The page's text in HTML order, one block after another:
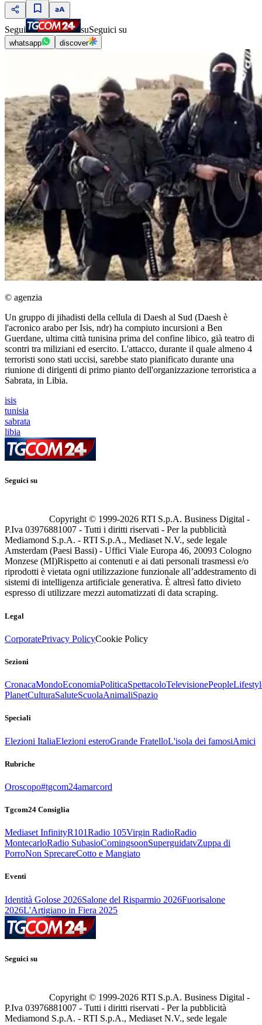
Segui suSeguici su
whatsapp discover
© agenzia
Un gruppo di jihadisti della cellula di Daesh al Sud (Daesh è
l'acronico arabo per Isis, ndr) ha compiuto incursioni a Ben
Guerdane, ultima città tunisina prima del confine libico, già teatro di
scontri tra miliziani ed esercito. L'attacco, durante il quale almeno 4
terroristi sono stati uccisi, sarebbe stato pianificato durante una
riunione di dirigenti di primo pianto dell'organizzazione terroristica a
Sabrata, in Libia.
isis
tunisia
sabrata
libia
Seguici su
Copyright © 1999-2026 RTI S.p.A. Business Digital -
P.Iva 03976881007 - Tutti i diritti riservati - Per la pubblicità
Mediamond S.p.A. - RTI S.p.A., Mediaset N.V., sede legale
Amsterdam (Paesi Bassi) - Uffici Viale Europa 46, 20093 Cologno
Monzese (MI)Rispetto ai contenuti e ai dati personali trasmessi e/o
riprodotti è vietata ogni utilizzazione funzionale all’addestramento di
sistemi di intelligenza artificiale generativa. È altresì fatto divieto
espresso di utilizzare mezzi automatizzati di data scraping.
Legal
CorporatePrivacy PolicyCookie Policy
Sezioni
CronacaMondoEconomiaPoliticaSpettacoloTelevisionePeople
PlanetCulturaSaluteScuolaAnimaliSpazio
Speciali
Elezioni ItaliaElezioni esteroGrande FratelloL'isola dei famosiAmici
Rubriche
Oroscopo#tgcom24amarcord
Tgcom24 Consiglia
Mediaset InfinityR101Radio 105Virgin RadioRadio
MontecarloRadio SubasioComingsoonSuperguidatvZuppa di
PorroNon SprecareCotto e Mangiato
Eventi
Identità Golose 2026Salone del Risparmio 2026Fuorisalone
2026L'Artigiano in Fiera 2025
Seguici su
Copyright © 1999-2026 RTI S.p.A. Business Digital -
P.Iva 03976881007 - Tutti i diritti riservati - Per la pubblicità
Mediamond S.p.A. - RTI S.p.A., Mediaset N.V., sede legale